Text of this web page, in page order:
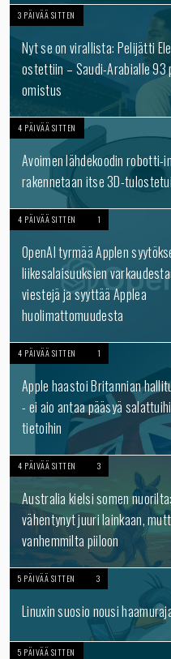
3 PÄIVÄÄ SITTEN
Nyt se on virallista: Pelijätti
ostettiin – Saudi-Arabialle 93
omistus
4 PÄIVÄÄ SITTEN
Avoimen lähdekoodin robotti-
rakennetaan itse 3D-
4 PÄIVÄÄ SITTEN 1
OpenAI tyrmää Applen
liikesalaisuuksien
viestejä ja syyttää Applea
huolimattomuudesta
4 PÄIVÄÄ SITTEN 1
Apple haastoi Britannian
- ei aio antaa pääsyä
tietoihin
4 PÄIVÄÄ SITTEN 3
Australia kielsi somen
vähentynyt juuri lainkaan,
vanhemmilta piiloon
5 PÄIVÄÄ SITTEN 3
Linuxin suosio nousi
5 PÄIVÄÄ SITTEN